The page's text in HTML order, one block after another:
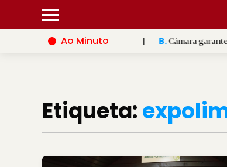
Ao Minuto
de dois mil atletas | B. Câmara garante prontidão
Etiqueta: